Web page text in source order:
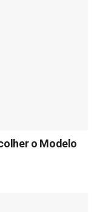
o Modelo